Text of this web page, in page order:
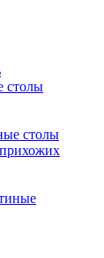
столы
столы